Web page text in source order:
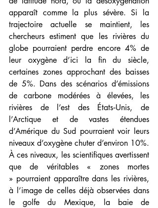
apparaît comme la plus sévère. Si la
trajectoire actuelle se maintient, les
chercheurs estiment que les rivières du
globe pourraient perdre encore 4% de
leur oxygène d’ici la fin du siècle,
certaines zones approchant des baisses
de 5%. Dans des scénarios d’émissions
de carbone modérées à élevées, les
rivières de l’est des États‑Unis, de
l’Arctique et de vastes étendues
d’Amérique du Sud pourraient voir leurs
niveaux d’oxygène chuter d’environ 10%.
À ces niveaux, les scientifiques avertissent
que de véritables « zones mortes
» pourraient apparaître dans les rivières,
à l’image de celles déjà observées dans
le golfe du Mexique, la baie de